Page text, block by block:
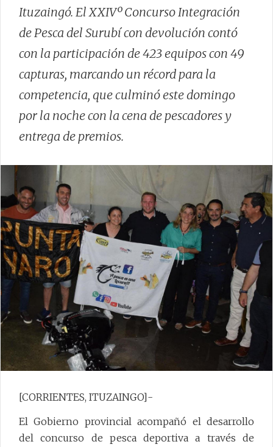
Ituzaingó. El XXIVº Concurso Integración
de Pesca del Surubí con devolución contó
con la participación de 423 equipos con 49
capturas, marcando un récord para la
competencia, que culminó este domingo
por la noche con la cena de pescadores y
entrega de premios.
[CORRIENTES, ITUZAINGO]-
El Gobierno provincial acompañó el desarrollo
del concurso de pesca deportiva a través de